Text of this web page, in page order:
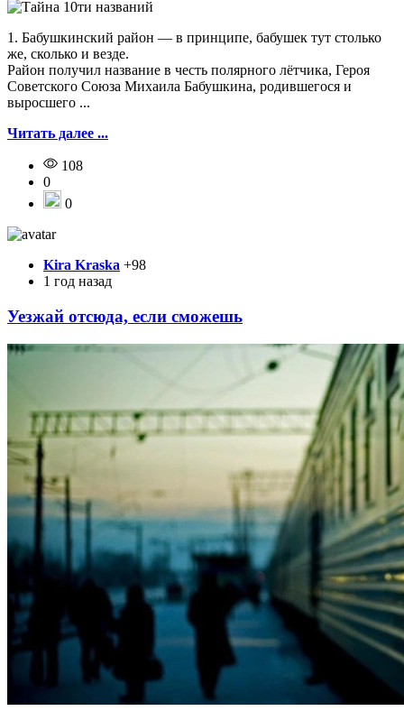
1. Бабушкинский район — в принципе, бабушек тут столько
же, сколько и везде.
Район получил название в честь полярного лётчика, Героя
Советского Союза Михаила Бабушкина, родившегося и
выросшего ...
Читать далее ...
108
0
0
Kira Kraska +98
1 год назад
Уезжай отсюда, если сможешь